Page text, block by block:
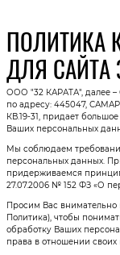
ПОЛИТИКА
ДЛЯ САЙТА
ООО "32 КАРАТА", далее –
по адресу: 445047,
КВ.19-31, придает
Ваших персональных
Мы соблюдаем
персональных данных.
придерживаемся
27.07.2006 № 152 ФЗ «О
Просим Вас внимательно
Политика), чтобы
обработку Ваших
права в отношении